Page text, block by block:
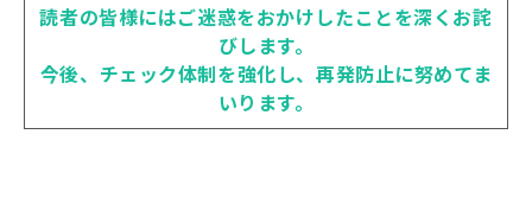
読者の皆様にはご迷惑をおかけしたことを深くお詫
びします。
今後、チェック体制を強化し、再発防止に努めてま
いります。